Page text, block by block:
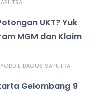
UKT? Yuk
MGM dan Klaim
ODDIE BAGUS SAPUTRA
Gelombang 9